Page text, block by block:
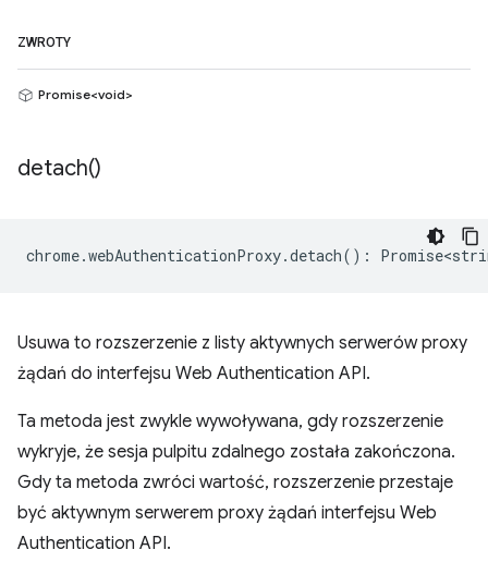
ZWROTY
Promise<void>
detach()
chrome.webAuthenticationProxy.detach() :
Usuwa to rozszerzenie z listy aktywnych serwerów proxy
żądań do interfejsu Web Authentication API.
Ta metoda jest zwykle wywoływana, gdy rozszerzenie
wykryje, że sesja pulpitu zdalnego została zakończona.
Gdy ta metoda zwróci wartość, rozszerzenie przestaje
być aktywnym serwerem proxy żądań interfejsu Web
Authentication API.